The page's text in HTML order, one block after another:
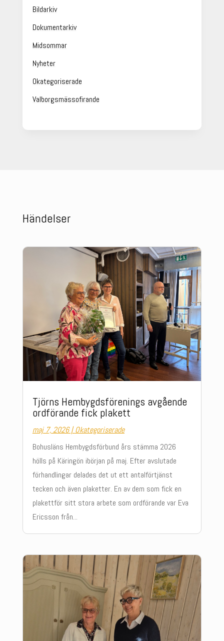
Bildarkiv
Dokumentarkiv
Midsommar
Nyheter
Okategoriserade
Valborgsmässofirande
Händelser
Tjörns Hembygdsförenings avgående
ordförande fick plakett
maj 7, 2026|Okategoriserade
Bohusläns Hembygdsförbund års stämma 2026
hölls på Käringön ibörjan på maj. Efter avslutade
förhandlingar delades det ut ett antalförtjänst
tecken och även plaketter. En av dem som fick en
plakettför sitt stora arbete som ordförande var Eva
Ericsson från...